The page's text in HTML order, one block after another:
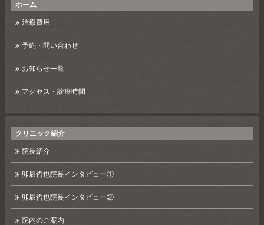
ホーム
治療費用
予約・問い合わせ
お知らせ一覧
アクセス・診療時間
クリニック紹介
院長紹介
卯辰哲也院長インタビュー①
卯辰哲也院長インタビュー②
院内のご案内